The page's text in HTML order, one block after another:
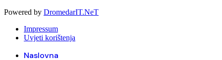
Powered by DromedarIT.NeT
Impressum
Uvjeti korištenja
Naslovna